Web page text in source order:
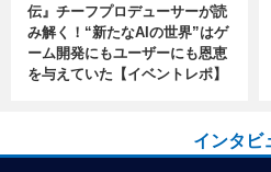
伝』チーフプロデューサーが読
み解く！“新たなAIの世界”はゲ
ーム開発にもユーザーにも恩恵
を与えていた【イベントレポ】
インタビ